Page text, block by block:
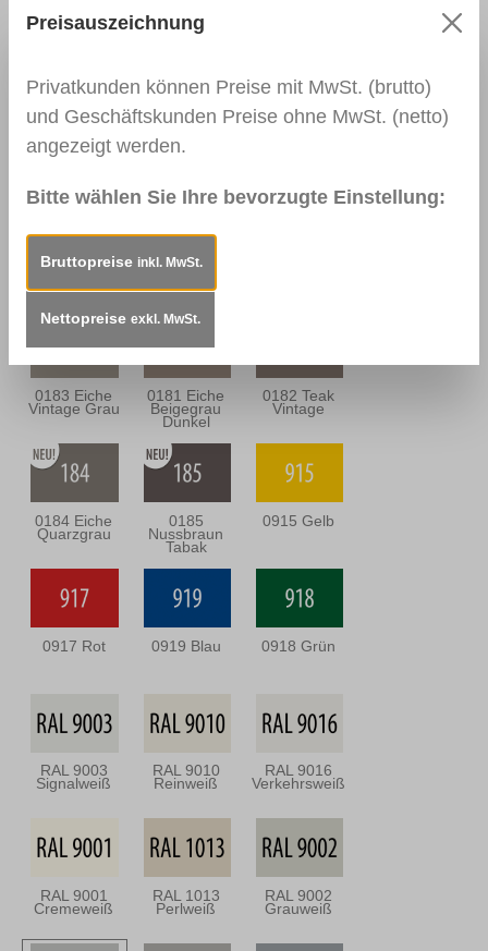
0111
Nussbaum
0166 Wenge
0164
Nussbaum
0112
0163
Braun
0157
Mooreiche
0183 Eiche
Vintage Grau
0181 Eiche
Beigegrau
Dunkel
0182 Teak
Vintage
0184 Eiche
Quarzgrau
0185
Nussbraun
Tabak
0915 Gelb
0917 Rot 0919 Blau 0918 Grün
RAL 9003
Signalweiß
RAL 9010
Reinweiß
RAL 9016
Verkehrsweiß
RAL 9001
Cremeweiß
RAL 1013
Perlweiß
RAL 9002
Grauweiß
Preisauszeichnung
Privatkunden können Preise mit MwSt. (brutto)
und Geschäftskunden Preise ohne MwSt. (netto)
angezeigt werden.
Bitte wählen Sie Ihre bevorzugte Einstellung:
Bruttopreise inkl. MwSt.
Nettopreise exkl. MwSt.